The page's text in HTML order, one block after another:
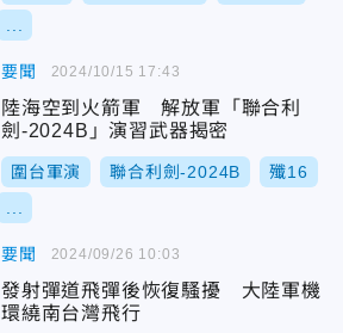
要聞
陸海空到火箭軍 解放軍「聯合利
劍-2024B」演習武器揭密
圍台軍演 聯合利劍-2024B 殲16
2024/10/15 17:43
要聞
發射彈道飛彈後恢復騷擾 大陸軍機
環繞南台灣飛行
2024/09/26 10:03